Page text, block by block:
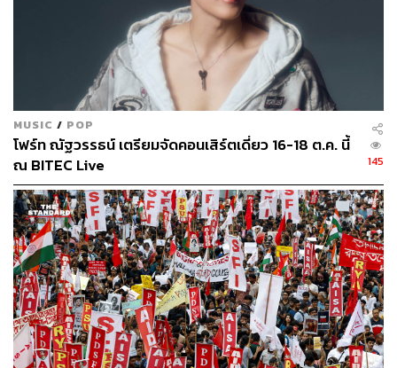
ABOUT THE AUTHOR
คู่มือผู้นำ-นักธุรกิจศตวรรษที่ 21
MUSIC / POP
โฟร์ท ณัฐวรรธน์ เตรียมจัดคอนเสิร์ตเดี่ยว 16-18 ต.ค. นี้
ณ BITEC Live
145